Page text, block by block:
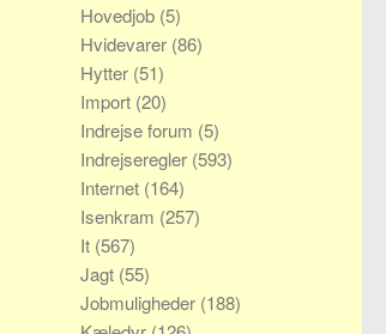
Hovedjob (5)
Hvidevarer (86)
Hytter (51)
Import (20)
Indrejse forum (5)
Indrejseregler (593)
Internet (164)
Isenkram (257)
It (567)
Jagt (55)
Jobmuligheder (188)